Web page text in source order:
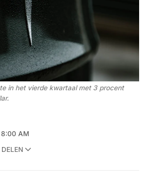
in het vierde kwartaal met 3 procent
8:00 AM
DELEN